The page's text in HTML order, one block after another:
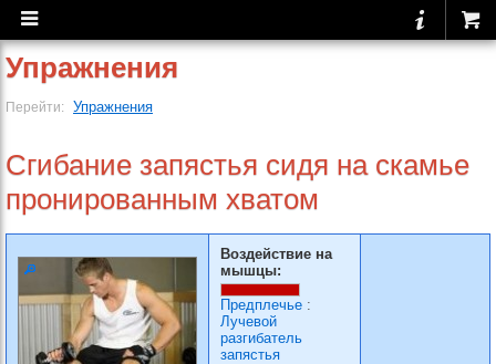
Упражнения
Перейти: Упражнения
Сгибание запястья сидя на скамье
пронированным хватом
Воздействие на
мышцы:
Предплечье :
Лучевой
разгибатель
запястья